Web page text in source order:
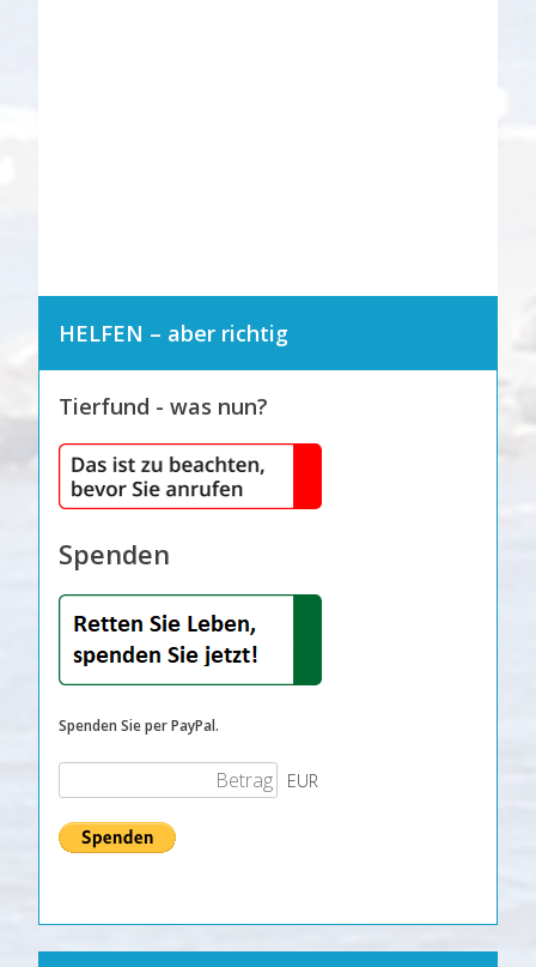
HELFEN – aber richtig
Tierfund - was nun?
Spenden
Spenden Sie per PayPal.
EUR